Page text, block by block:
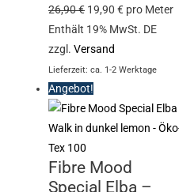
26,90€ 19,90€ pro Meter
Enthält 19% MwSt. DE
zzgl.Versand
Lieferzeit: ca. 1-2 Werktage
Angebot!
Fibre Mood
Special Elba –